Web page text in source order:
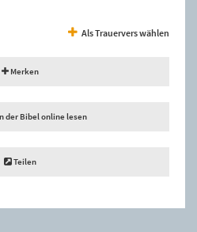
Als Trauervers wählen
Merken
der Bibel online lesen
Teilen